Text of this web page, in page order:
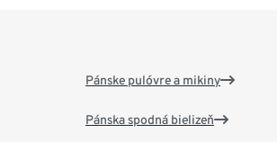
Pánske pulóvre a mikiny
Pánska spodná bielizeň